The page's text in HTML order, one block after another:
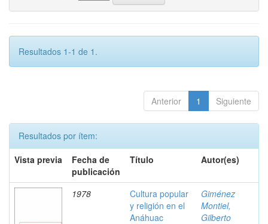
Resultados 1-1 de 1.
Anterior 1 Siguiente
Resultados por ítem:
Vista previa
Fecha de
publicación
Título Autor(es)
1978
Cultura popular
y religión en el
Anáhuac
Giménez
Montiel,
Gilberto